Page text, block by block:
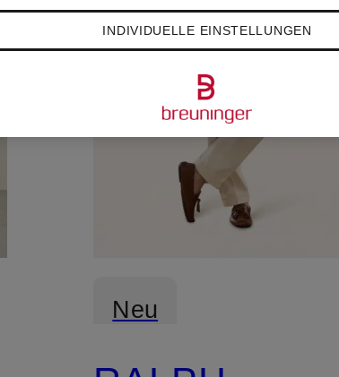
Neu
INDIVIDUELLE EINSTELLUNGEN